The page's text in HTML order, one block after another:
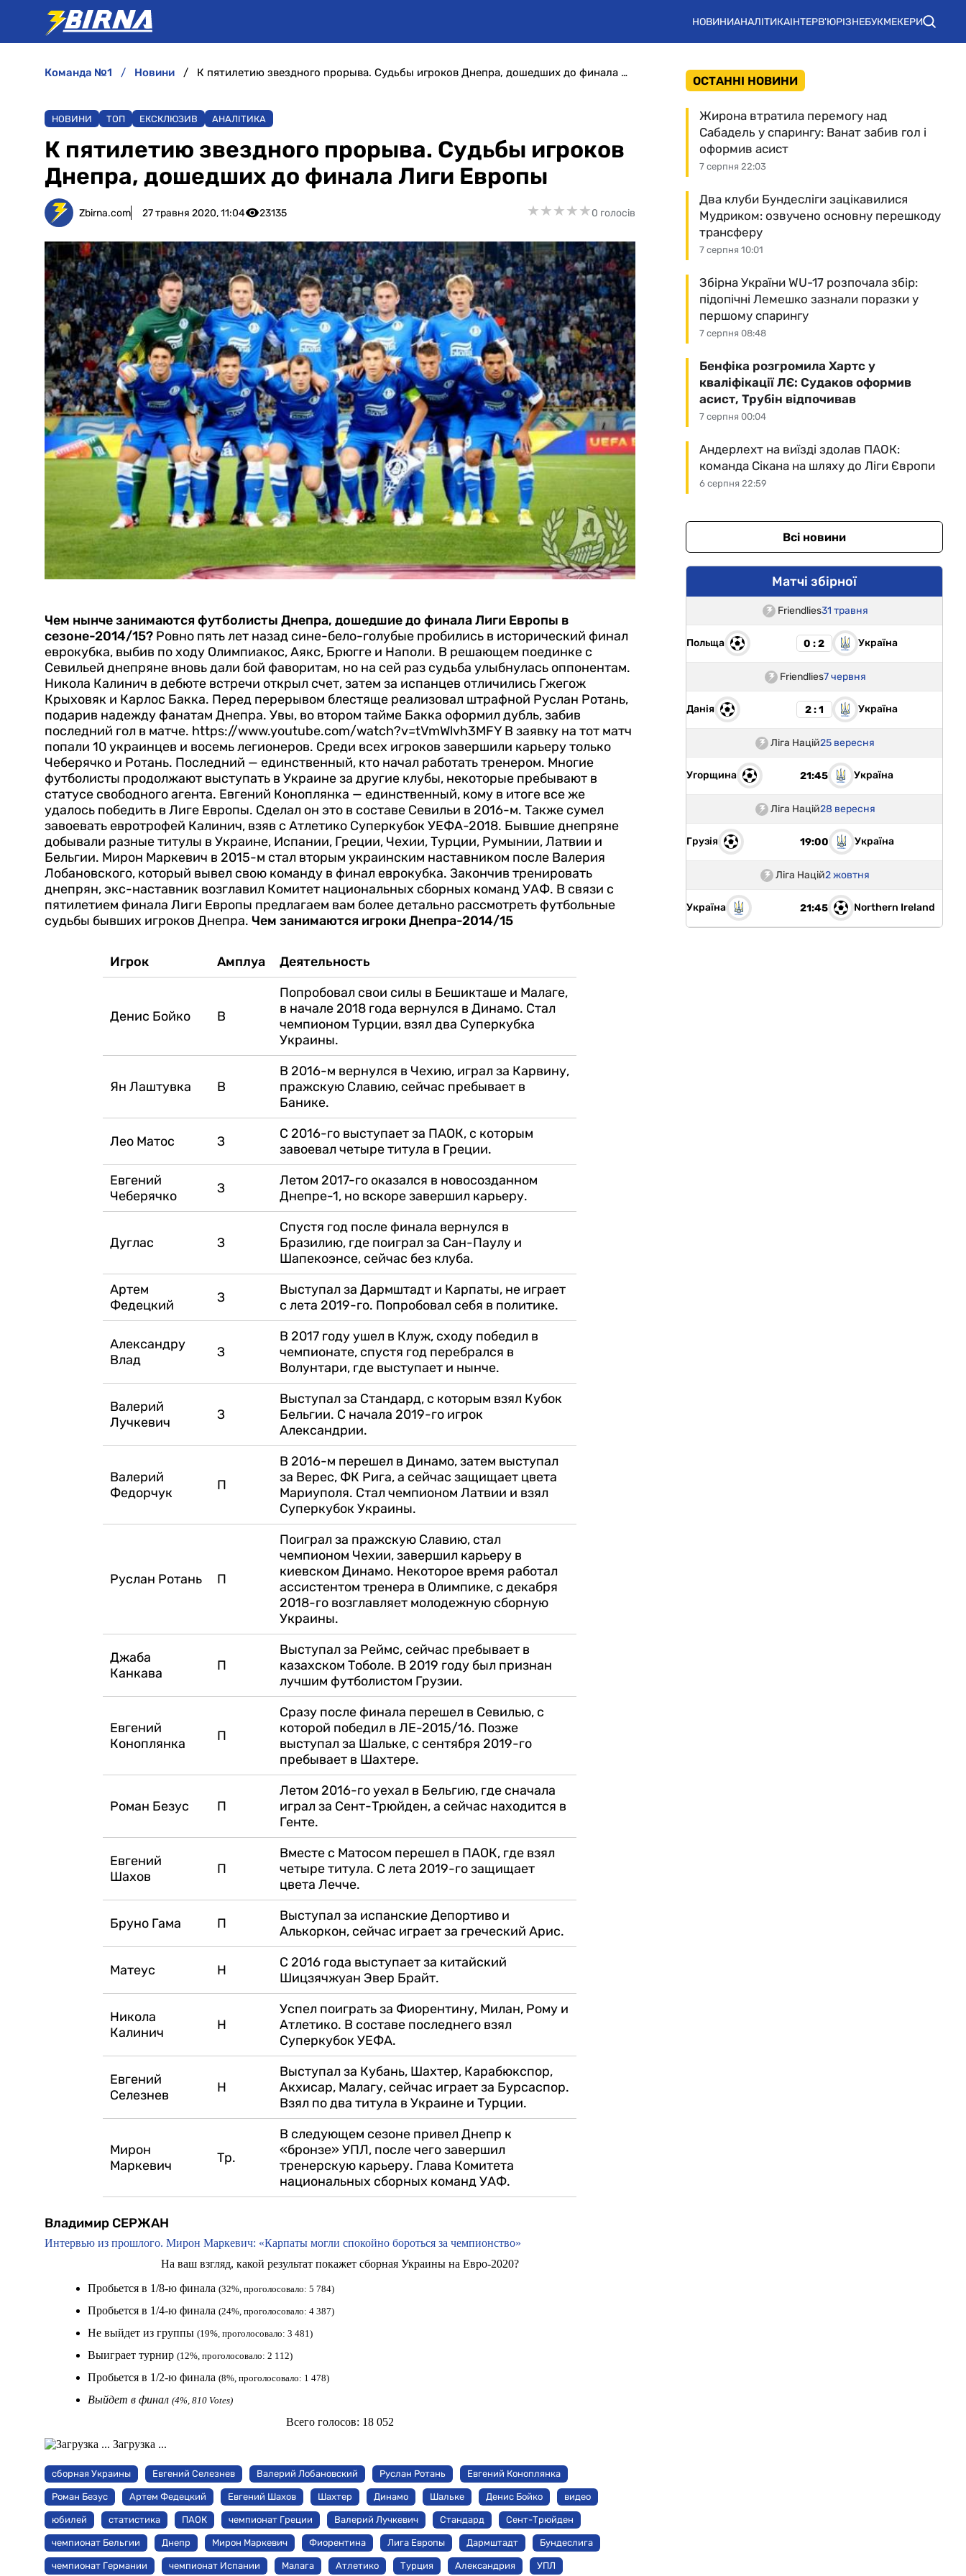
НОВИНИАНАЛІТИКАІНТЕРВ'ЮРІЗНЕБУКМЕКЕРИ
команда №1 новини К пятилетию звездного прорыва. Судьбы игроков Днепра, дошедших до финала Лиги Европы
НОВИНИ ТОП ЕКСКЛЮЗИВ АНАЛІТИКА
К пятилетию звездного прорыва. Судьбы игроков
Днепра, дошедших до финала Лиги Европы
Zbirna.com 27 травня 2020, 11:04 23135 ★★★★★
★★★★★0 голосів
Чем нынче занимаются футболисты Днепра, дошедшие до финала Лиги Европы в
сезоне-2014/15? Ровно пять лет назад сине-бело-голубые пробились в исторический финал
еврокубка, выбив по ходу Олимпиакос, Аякс, Брюгге и Наполи. В решающем поединке с
Севильей днепряне вновь дали бой фаворитам, но на сей раз судьба улыбнулась оппонентам.
Никола Калинич в дебюте встречи открыл счет, затем за испанцев отличились Гжегож
Крыховяк и Карлос Бакка. Перед перерывом блестяще реализовал штрафной Руслан Ротань,
подарив надежду фанатам Днепра. Увы, во втором тайме Бакка оформил дубль, забив
последний гол в матче. https://www.youtube.com/watch?v=tVmWlvh3MFY В заявку на тот матч
попали 10 украинцев и восемь легионеров. Среди всех игроков завершили карьеру только
Чеберячко и Ротань. Последний — единственный, кто начал работать тренером. Многие
футболисты продолжают выступать в Украине за другие клубы, некоторые пребывают в
статусе свободного агента. Евгений Коноплянка — единственный, кому в итоге все же
удалось победить в Лиге Европы. Сделал он это в составе Севильи в 2016-м. Также сумел
завоевать евротрофей Калинич, взяв с Атлетико Суперкубок УЕФА-2018. Бывшие днепряне
добывали разные титулы в Украине, Испании, Греции, Чехии, Турции, Румынии, Латвии и
Бельгии. Мирон Маркевич в 2015-м стал вторым украинским наставником после Валерия
Лобановского, который вывел свою команду в финал еврокубка. Закончив тренировать
днепрян, экс-наставник возглавил Комитет национальных сборных команд УАФ. В связи с
пятилетием финала Лиги Европы предлагаем вам более детально рассмотреть футбольные
судьбы бывших игроков Днепра. Чем занимаются игроки Днепра-2014/15
Игрок Амплуа Деятельность
Денис Бойко В
Попробовал свои силы в Бешикташе и Малаге,
в начале 2018 года вернулся в Динамо. Стал
чемпионом Турции, взял два Суперкубка
Украины.
Ян Лаштувка В
В 2016-м вернулся в Чехию, играл за Карвину,
пражскую Славию, сейчас пребывает в
Банике.
Лео Матос З
С 2016-го выступает за ПАОК, с которым
завоевал четыре титула в Греции.
Евгений
Чеберячко
З
Летом 2017-го оказался в новосозданном
Днепре-1, но вскоре завершил карьеру.
Дуглас З
Спустя год после финала вернулся в
Бразилию, где поиграл за Сан-Паулу и
Шапекоэнсе, сейчас без клуба.
Артем
Федецкий
З
Выступал за Дармштадт и Карпаты, не играет
с лета 2019-го. Попробовал себя в политике.
Александру
Влад
З
В 2017 году ушел в Клуж, сходу победил в
чемпионате, спустя год перебрался в
Волунтари, где выступает и нынче.
Валерий
Лучкевич
З
Выступал за Стандард, с которым взял Кубок
Бельгии. С начала 2019-го игрок
Александрии.
Валерий
Федорчук
П
В 2016-м перешел в Динамо, затем выступал
за Верес, ФК Рига, а сейчас защищает цвета
Мариуполя. Стал чемпионом Латвии и взял
Суперкубок Украины.
Руслан Ротань П
Поиграл за пражскую Славию, стал
чемпионом Чехии, завершил карьеру в
киевском Динамо. Некоторое время работал
ассистентом тренера в Олимпике, с декабря
2018-го возглавляет молодежную сборную
Украины.
Джаба
Канкава
П
Выступал за Реймс, сейчас пребывает в
казахском Тоболе. В 2019 году был признан
лучшим футболистом Грузии.
Евгений
Коноплянка
П
Сразу после финала перешел в Севилью, с
которой победил в ЛЕ-2015/16. Позже
выступал за Шальке, с сентября 2019-го
пребывает в Шахтере.
Роман Безус П
Летом 2016-го уехал в Бельгию, где сначала
играл за Сент-Трюйден, а сейчас находится в
Генте.
Евгений
Шахов
П
Вместе с Матосом перешел в ПАОК, где взял
четыре титула. С лета 2019-го защищает
цвета Лечче.
Бруно Гама П
Выступал за испанские Депортиво и
Алькоркон, сейчас играет за греческий Арис.
Матеус Н
С 2016 года выступает за китайский
Шицзячжуан Эвер Брайт.
Никола
Калинич
Н
Успел поиграть за Фиорентину, Милан, Рому и
Атлетико. В составе последнего взял
Суперкубок УЕФА.
Евгений
Селезнев
Н
Выступал за Кубань, Шахтер, Карабюкспор,
Акхисар, Малагу, сейчас играет за Бурсаспор.
Взял по два титула в Украине и Турции.
Мирон
Маркевич
Тр.
В следующем сезоне привел Днепр к
«бронзе» УПЛ, после чего завершил
тренерскую карьеру. Глава Комитета
национальных сборных команд УАФ.
Владимир СЕРЖАН
Интервью из прошлого. Мирон Маркевич: «Карпаты могли спокойно бороться за чемпионство»
На ваш взгляд, какой результат покажет сборная Украины на Евро-2020?
Пробьется в 1/8-ю финала (32%, проголосовало: 5 784)
Пробьется в 1/4-ю финала (24%, проголосовало: 4 387)
Не выйдет из группы (19%, проголосовало: 3 481)
Выиграет турнир (12%, проголосовало: 2 112)
Пробьется в 1/2-ю финала (8%, проголосовало: 1 478)
Выйдет в финал (4%, 810 Votes)
Всего голосов: 18 052
Загрузка ...
сборная Украины Евгений Селезнев Валерий Лобановский Руслан Ротань Евгений Коноплянка
Роман Безус Артем Федецкий Евгений Шахов Шахтер Динамо Шальке Денис Бойко видео
юбилей статистика ПАОК чемпионат Греции Валерий Лучкевич Стандард Сент-Трюйден
чемпионат Бельгии Днепр Мирон Маркевич Фиорентина Лига Европы Дармштадт Бундеслига
чемпионат Германии чемпионат Испании Малага Атлетико Турция Александрия УПЛ
ОСТАННІ НОВИНИ
7 серпня 22:03
Жирона втратила перемогу над
Сабадель у спарингу: Ванат забив гол і
оформив асист
7 серпня 10:01
Два клуби Бундесліги зацікавилися
Мудриком: озвучено основну перешкоду
трансферу
7 серпня 08:48
Збірна України WU-17 розпочала збір:
підопічні Лемешко зазнали поразки у
першому спарингу
7 серпня 00:04
Бенфіка розгромила Хартс у
кваліфікації ЛЄ: Судаков оформив
асист, Трубін відпочивав
6 серпня 22:59
Андерлехт на виїзді здолав ПАОК:
команда Сікана на шляху до Ліги Європи
Всі новини
Матчі збірної
Friendlies31 травня
Польща 0 : 2 Україна
Friendlies7 червня
Данія 2 : 1 Україна
Ліга Націй25 вересня
Угорщина 21:45 Україна
Ліга Націй28 вересня
Грузія 19:00 Україна
Ліга Націй2 жовтня
Україна 21:45 Northern Ireland